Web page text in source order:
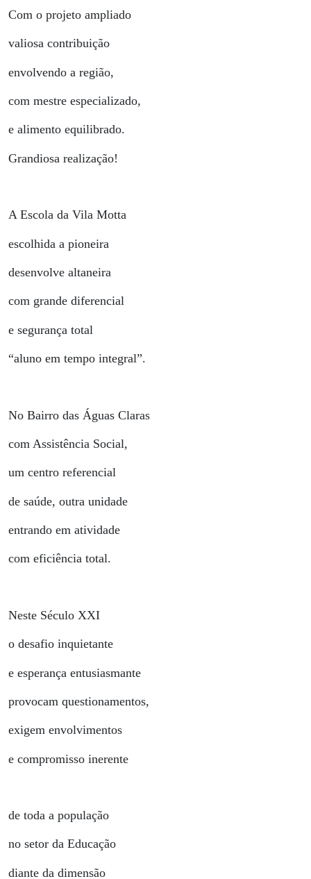
Com o projeto ampliado
valiosa contribuição
envolvendo a região,
com mestre especializado,
e alimento equilibrado.
Grandiosa realização!
A Escola da Vila Motta
escolhida a pioneira
desenvolve altaneira
com grande diferencial
e segurança total
“aluno em tempo integral”.
No Bairro das Águas Claras
com Assistência Social,
um centro referencial
de saúde, outra unidade
entrando em atividade
com eficiência total.
Neste Século XXI
o desafio inquietante
e esperança entusiasmante
provocam questionamentos,
exigem envolvimentos
e compromisso inerente
de toda a população
no setor da Educação
diante da dimensão